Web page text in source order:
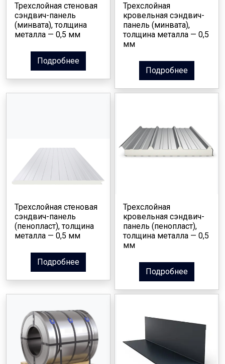
Трехслойная стеновая
сэндвич-панель
(минвата), толщина
металла — 0,5 мм
Подробнее
Трехслойная
кровельная сэндвич-
панель (минвата),
толщина металла — 0,5
мм
Подробнее
Трехслойная стеновая
сэндвич-панель
(пенопласт), толщина
металла — 0,5 мм
Подробнее
Трехслойная
кровельная сэндвич-
панель (пенопласт),
толщина металла — 0,5
мм
Подробнее